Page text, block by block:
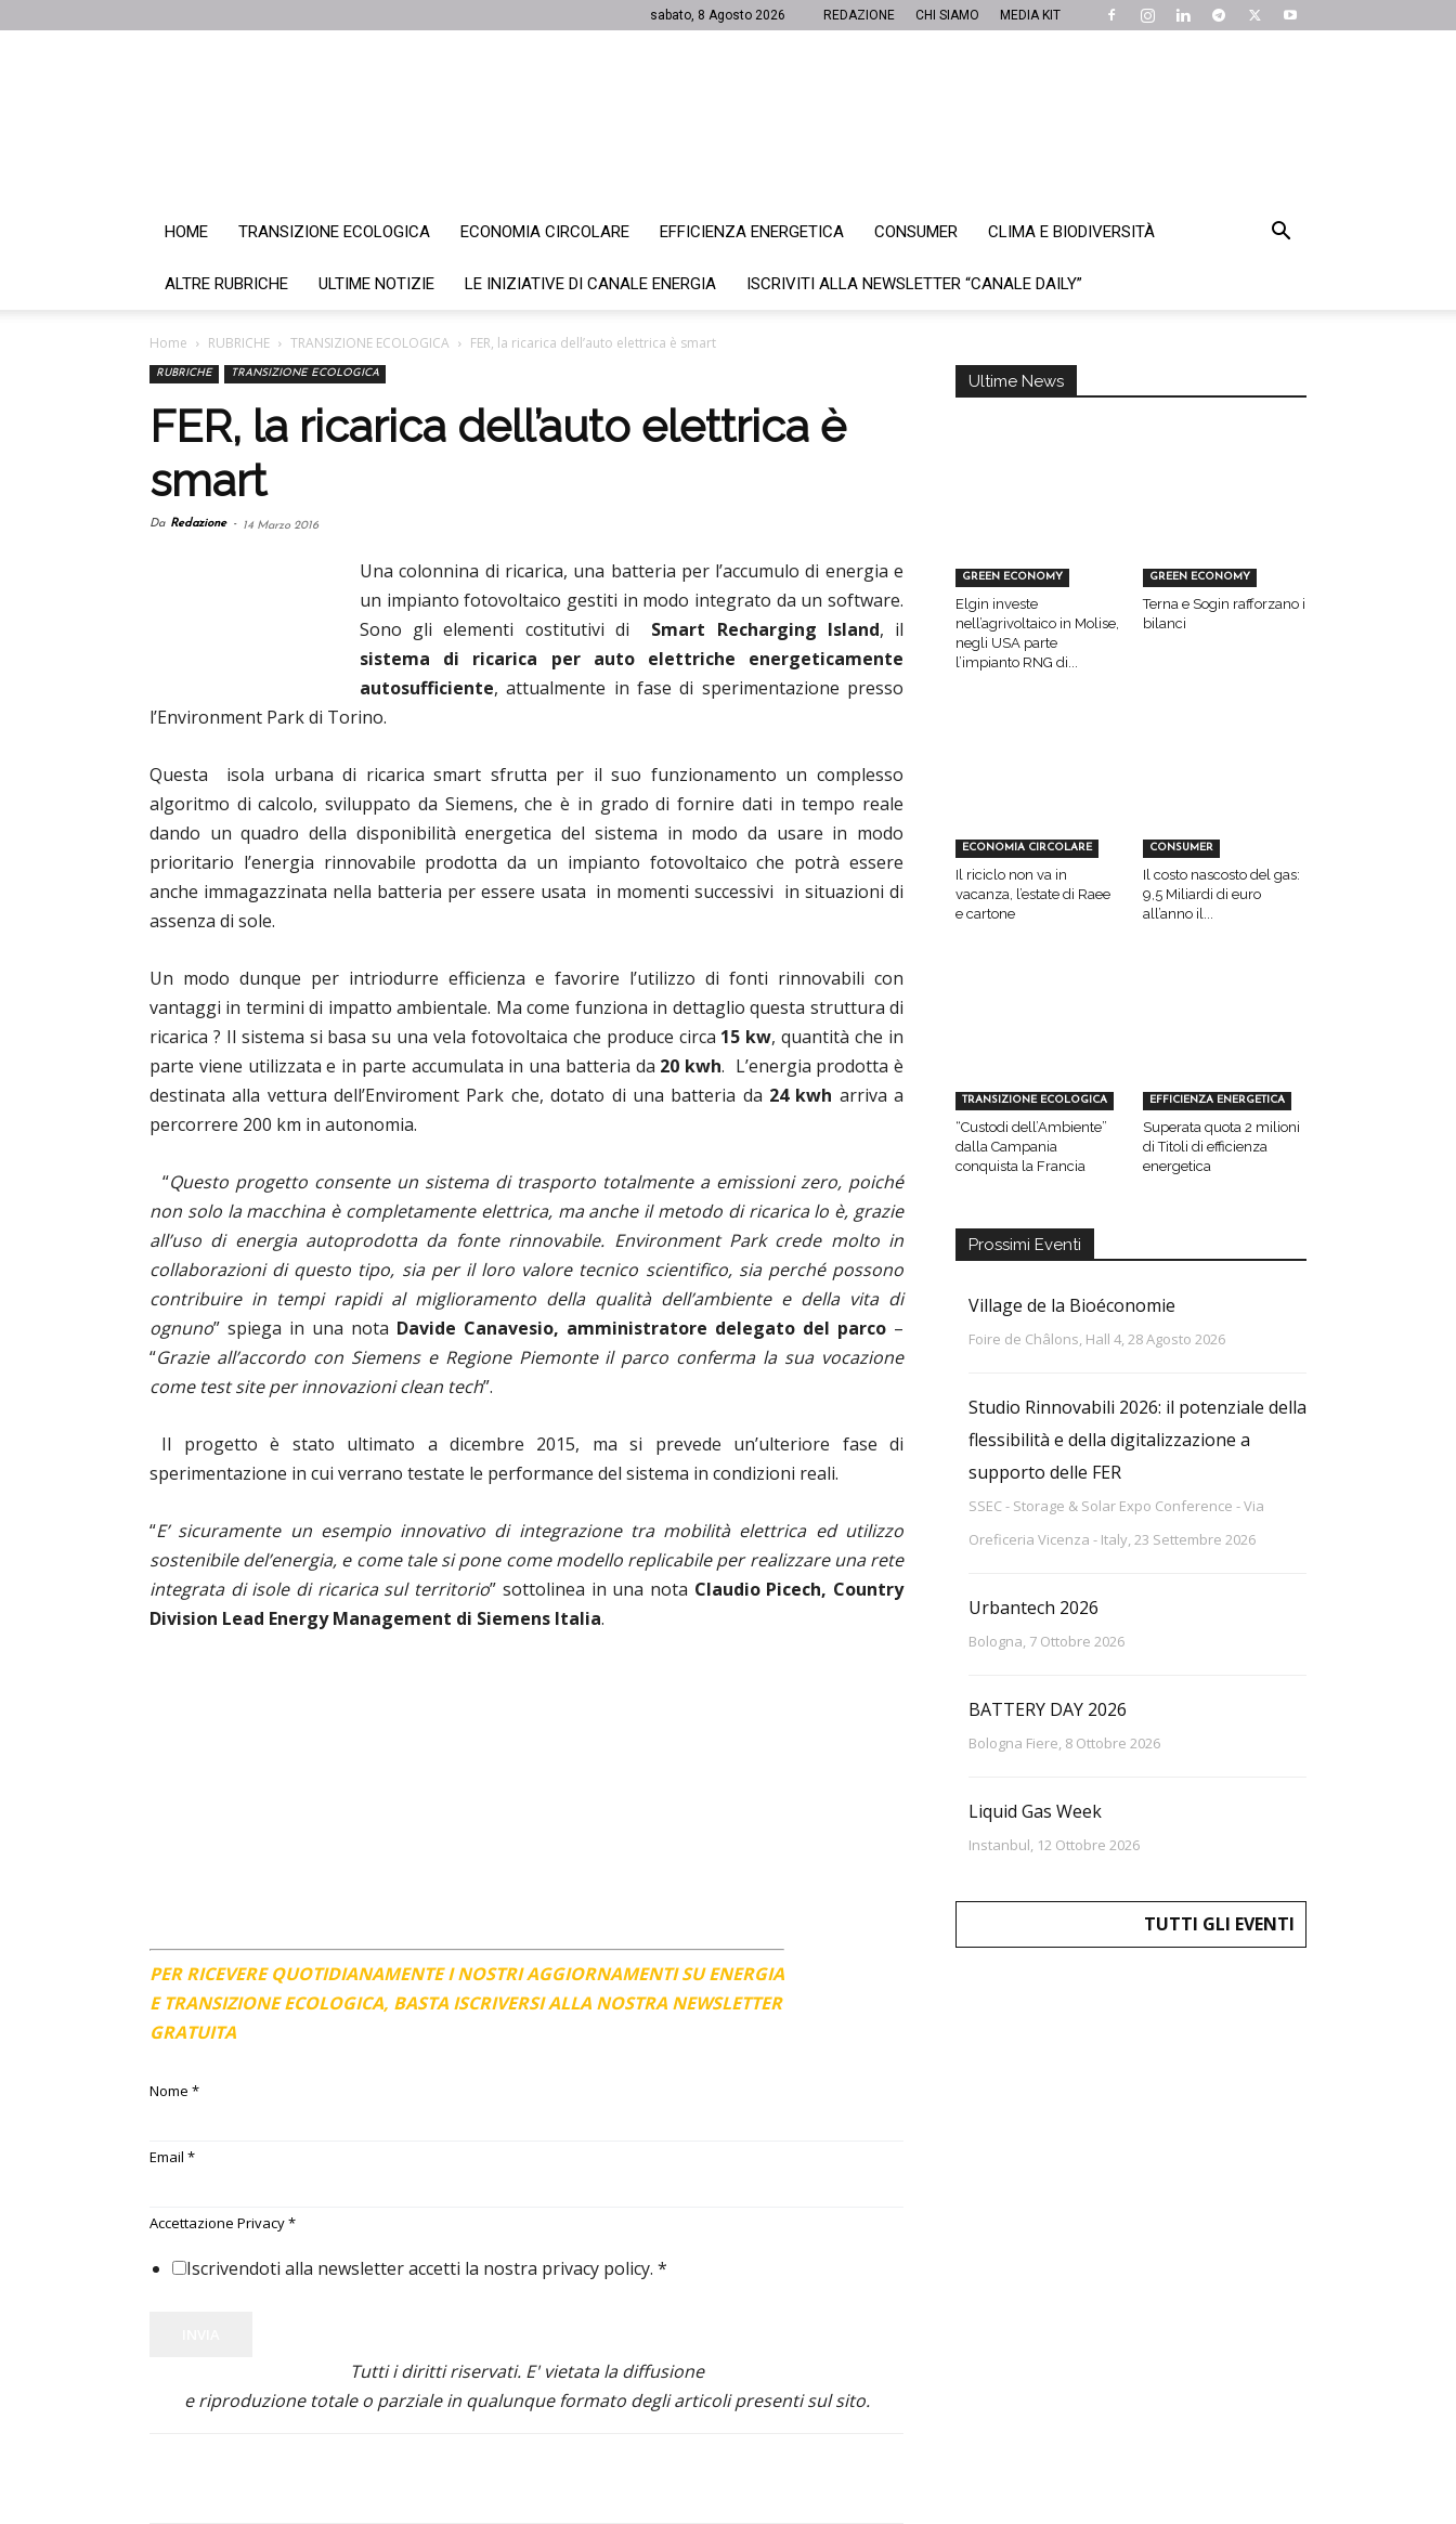
sabato, 8 Agosto 2026 REDAZIONE CHI SIAMO MEDIA KIT
HOME TRANSIZIONE ECOLOGICA ECONOMIA CIRCOLARE EFFICIENZA ENERGETICA CONSUMER CLIMA E BIODIVERSITÀ
ALTRE RUBRICHE ULTIME NOTIZIE LE INIZIATIVE DI CANALE ENERGIA ISCRIVITI ALLA NEWSLETTER “CANALE DAILY”
Home RUBRICHE TRANSIZIONE ECOLOGICA FER, la ricarica dell’auto elettrica è smart
RUBRICHE TRANSIZIONE ECOLOGICA
FER, la ricarica dell’auto elettrica è
smart
Da Redazione - 14 Marzo 2016
Una colonnina di ricarica, una batteria per l’accumulo di energia e
un impianto fotovoltaico gestiti in modo integrato da un software.
Sono gli elementi costitutivi di Smart Recharging Island, il
sistema di ricarica per auto elettriche energeticamente
autosufficiente, attualmente in fase di sperimentazione presso
l’Environment Park di Torino.
Questa isola urbana di ricarica smart sfrutta per il suo funzionamento un complesso
algoritmo di calcolo, sviluppato da Siemens, che è in grado di fornire dati in tempo reale
dando un quadro della disponibilità energetica del sistema in modo da usare in modo
prioritario l’energia rinnovabile prodotta da un impianto fotovoltaico che potrà essere
anche immagazzinata nella batteria per essere usata in momenti successivi in situazioni di
assenza di sole.
Un modo dunque per intriodurre efficienza e favorire l’utilizzo di fonti rinnovabili con
vantaggi in termini di impatto ambientale. Ma come funziona in dettaglio questa struttura di
ricarica ? Il sistema si basa su una vela fotovoltaica che produce circa 15 kw, quantità che in
parte viene utilizzata e in parte accumulata in una batteria da 20 kwh. L’energia prodotta è
destinata alla vettura dell’Enviroment Park che, dotato di una batteria da 24 kwh arriva a
percorrere 200 km in autonomia.
“Questo progetto consente un sistema di trasporto totalmente a emissioni zero, poiché
non solo la macchina è completamente elettrica, ma anche il metodo di ricarica lo è, grazie
all’uso di energia autoprodotta da fonte rinnovabile. Environment Park crede molto in
collaborazioni di questo tipo, sia per il loro valore tecnico scientifico, sia perché possono
contribuire in tempi rapidi al miglioramento della qualità dell’ambiente e della vita di
ognuno” spiega in una nota Davide Canavesio, amministratore delegato del parco –
“Grazie all’accordo con Siemens e Regione Piemonte il parco conferma la sua vocazione
come test site per innovazioni clean tech”.
Il progetto è stato ultimato a dicembre 2015, ma si prevede un’ulteriore fase di
sperimentazione in cui verrano testate le performance del sistema in condizioni reali.
“E’ sicuramente un esempio innovativo di integrazione tra mobilità elettrica ed utilizzo
sostenibile del’energia, e come tale si pone come modello replicabile per realizzare una rete
integrata di isole di ricarica sul territorio” sottolinea in una nota Claudio Picech, Country
Division Lead Energy Management di Siemens Italia.
PER RICEVERE QUOTIDIANAMENTE I NOSTRI AGGIORNAMENTI SU ENERGIA
E TRANSIZIONE ECOLOGICA, BASTA ISCRIVERSI ALLA NOSTRA NEWSLETTER
GRATUITA
Nome *
Email *
Accettazione Privacy*
Iscrivendoti alla newsletter accetti la nostra privacy policy. *
Tutti i diritti riservati. E' vietata la diffusione
e riproduzione totale o parziale in qualunque formato degli articoli presenti sul sito.
Ultime News
GREEN ECONOMY
Elgin investe
nell’agrivoltaico in Molise,
negli USA parte
l’impianto RNG di...
GREEN ECONOMY
Terna e Sogin rafforzano i
bilanci
ECONOMIA CIRCOLARE
Il riciclo non va in
vacanza, l’estate di Raee
e cartone
CONSUMER
Il costo nascosto del gas:
9,5 Miliardi di euro
all’anno il...
TRANSIZIONE ECOLOGICA
“Custodi dell’Ambiente”
dalla Campania
conquista la Francia
EFFICIENZA ENERGETICA
Superata quota 2 milioni
di Titoli di efficienza
energetica
Prossimi Eventi
Village de la Bioéconomie
Foire de Châlons, Hall 4, 28 Agosto 2026
Studio Rinnovabili 2026: il potenziale della
flessibilità e della digitalizzazione a
supporto delle FER
SSEC - Storage & Solar Expo Conference - Via
Oreficeria Vicenza - Italy, 23 Settembre 2026
Urbantech 2026
Bologna, 7 Ottobre 2026
BATTERY DAY 2026
Bologna Fiere, 8 Ottobre 2026
Liquid Gas Week
Instanbul, 12 Ottobre 2026
TUTTI GLI EVENTI